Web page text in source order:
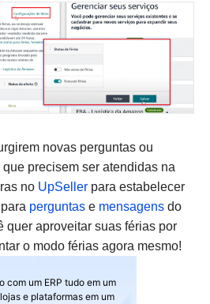
novas perguntas ou
precisem ser atendidas na
no UpSeller para estabelecer
perguntas e mensagens do
quer aproveitar suas férias por
o modo férias agora mesmo!
com um ERP tudo em um
e plataformas em um